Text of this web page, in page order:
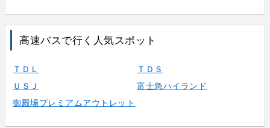
高速バスで行く人気スポット
ＴＤＬ
ＴＤＳ
ＵＳＪ
富士急ハイランド
御殿場プレミアムアウトレット